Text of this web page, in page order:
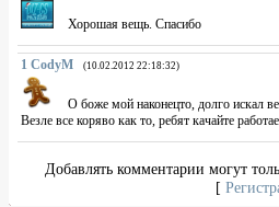
Хорошая вещь. Спасибо
1 CodyM (10.02.2012 22:18:32)
О боже мой наконецто, долго искал
Везле все коряво как то, ребят качайте
Добавлять комментарии могут
[